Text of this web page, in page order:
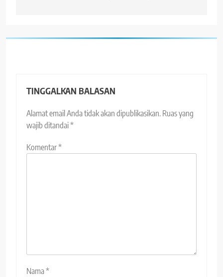
TINGGALKAN BALASAN
Alamat email Anda tidak akan dipublikasikan. Ruas yang
wajib ditandai*
Komentar*
Nama*